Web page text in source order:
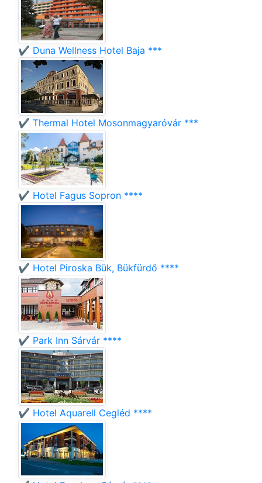
✔️ Duna Wellness Hotel Baja ***
✔️ Thermal Hotel Mosonmagyaróvár ***
✔️ Hotel Fagus Sopron ****
✔️ Hotel Piroska Bük, Bükfürdő ****
✔️ Park Inn Sárvár ****
✔️ Hotel Aquarell Cegléd ****